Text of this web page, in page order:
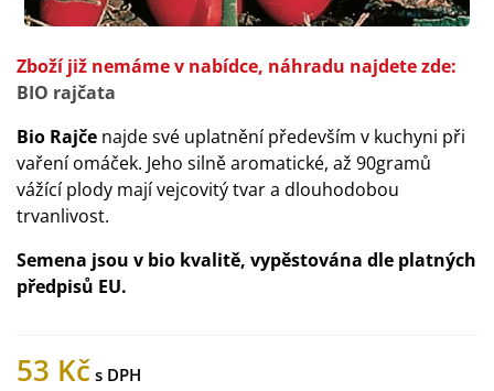
Zboží již nemáme v nabídce, náhradu najdete zde:
BIO rajčata
Bio Rajče najde své uplatnění především v kuchyni při
vaření omáček. Jeho silně aromatické, až 90gramů
vážící plody mají vejcovitý tvar a dlouhodobou
trvanlivost.
Semena jsou v bio kvalitě, vypěstována dle platných
předpisů EU.
53 Kč